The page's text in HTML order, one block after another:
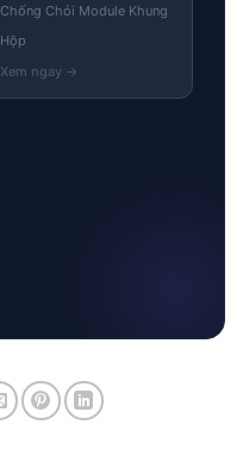
Chống Chói Module Khung
Hộp